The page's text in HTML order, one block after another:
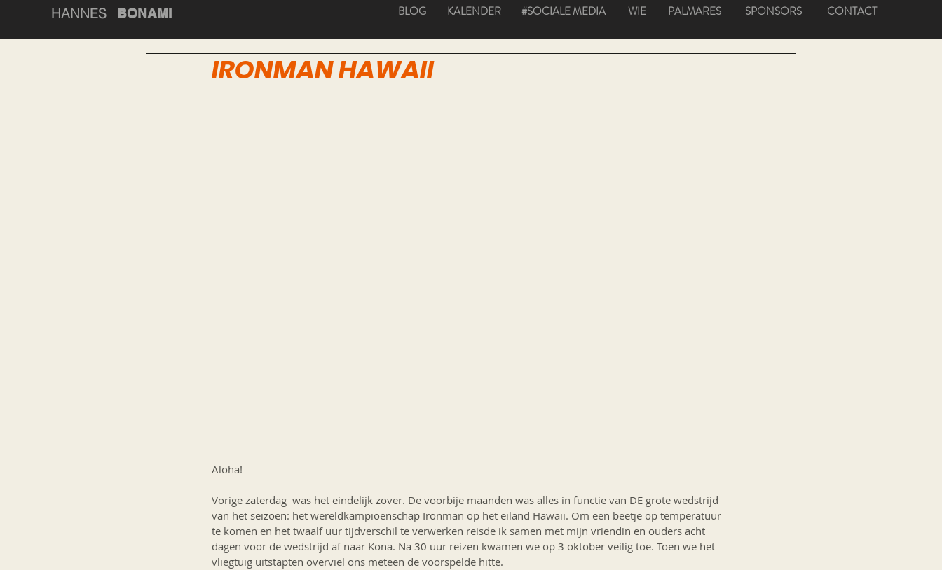
HANNES BONAMI BLOG KALENDER #SOCIALE MEDIA WIE PALMARES SPONSORS CONTACT
IRONMAN HAWAII
Aloha!
Vorige zaterdag  was het eindelijk zover. De voorbije maanden was alles in functie van DE grote wedstrijd
van het seizoen: het wereldkampioenschap Ironman op het eiland Hawaii. Om een beetje op temperatuur
te komen en het twaalf uur tijdverschil te verwerken reisde ik samen met mijn vriendin en ouders acht
dagen voor de wedstrijd af naar Kona. Na 30 uur reizen kwamen we op 3 oktober veilig toe. Toen we het
vliegtuig uitstapten overviel ons meteen de voorspelde hitte.